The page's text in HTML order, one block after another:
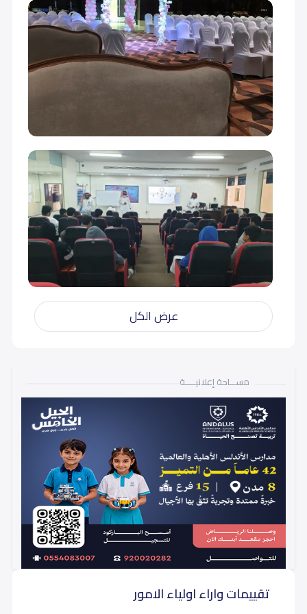
أول متوسط (Grade 7) 20,000
ثاني متوسط (Grade 8) 20,000
ثالث متوسط (Grade 9)
أول ثانوي (Grade 10) 24,000
ثاني ثانوي (Grade 11) 24,000
ثالث ثانوي (Grade 12) 24,000
عرض الكل
مســـاحة إعلانيـــــة
تقييمات واراء اولياء الامور